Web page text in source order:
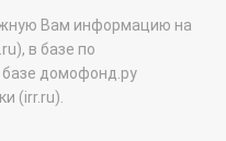
Вам информацию на
в базе по
домофонд.ру
(irr.ru).